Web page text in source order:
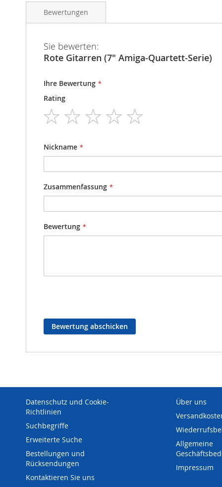
Bewertungen
Sie bewerten:
Rote Gitarren (7" Amiga-Quartett-Serie)
Ihre Bewertung
Rating
1
star
2
stars
3
stars
4
stars
Nickname
Zusammenfassung
Bewertung
Bewertung abschicken
Datenschutz und Cookie-
Richtlinien
Suchbegriffe
Erweiterte Suche
Bestellungen und
Rücksendungen
Kontaktieren Sie uns
Über uns
Allgemeine
Impressum